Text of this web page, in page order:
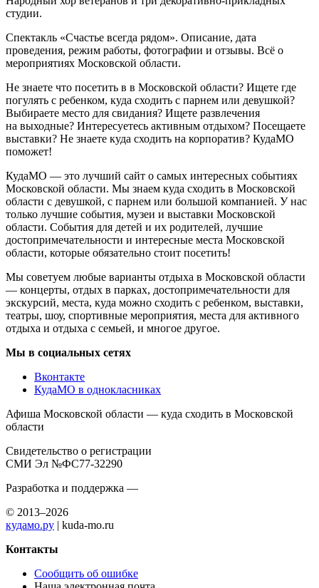
студии.
Спектакль «Счастье всегда рядом». Описание, дата
проведения, режим работы, фотографии и отзывы. Всё о
мероприятиях Московской области.
Не знаете что посетить в в Московской области? Ищете где
погулять с ребенком, куда сходить с парнем или девушкой?
Выбираете место для свидания? Ищете развлечения
на выходные? Интересуетесь активным отдыхом? Посещаете
выставки? Не знаете куда сходить на корпоратив? КудаМО
поможет!
КудаМО — это лучший сайт о самых интересных событиях
Московской области. Мы знаем куда сходить в Московской
области с девушкой, с парнем или большой компанией. У нас
только лучшие события, музеи и выставки Московской
области. События для детей и их родителей, лучшие
достопримечательности и интересные места Московской
области, которые обязательно стоит посетить!
Мы советуем любые варианты отдыха в Московской области
— концерты, отдых в парках, достопримечательности для
экскурсий, места, куда можно сходить с ребенком, выставки,
театры, шоу, спортивные мероприятия, места для активного
отдыха и отдыха с семьей, и многое другое.
Мы в социальных сетях
Вконтакте
КудаМО в однокласниках
Афиша Московской области — куда сходить в Московской
области
Свидетельство о регистрации
СМИ Эл №ФС77-32290
Разработка и поддержка —
© 2013–2026
кудамо.ру | kuda-mo.ru
Контакты
Сообщить об ошибке